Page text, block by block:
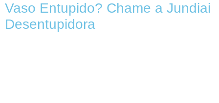
Vaso Entupido? Chame a Jundiai
Desentupidora